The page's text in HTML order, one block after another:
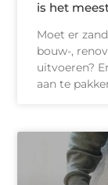
is het
Moet er
bouw-,
uitvoeren?
aan te